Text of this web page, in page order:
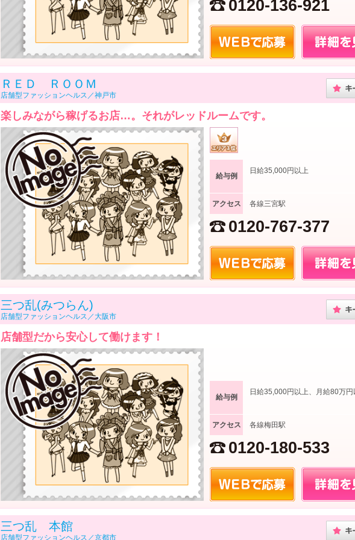
0120-136-921
ＲＥＤ ＲＯＯＭ
店舗型ファッションヘルス／神戸市
楽しみながら稼げるお店…。それがレッドルームです。
給与例
日給35,000円以上
アクセス 各線三宮駅
0120-767-377
三つ乱(みつらん)
店舗型ファッションヘルス／大阪市
店舗型だから安心して働けます！
給与例
日給35,000円以上、月給80万円
アクセス 各線梅田駅
0120-180-533
三つ乱 本館
店舗型ファッションヘルス／京都市